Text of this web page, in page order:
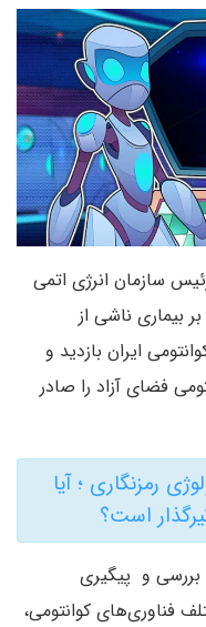
سازمان انرژی اتمی
بیماری ناشی از
ایران بازدید و
فضای آزاد را صادر
رمزنگاری ؛ آیا
است؟
بررسی و پیگیری
فناوری‌های کوانتومی،